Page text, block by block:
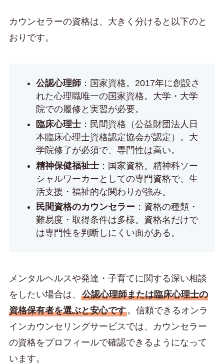
カウンセラーの資格は、大きく分けると以下のと
おりです。
公認心理師：国家資格。2017年に創設さ
れた心理職唯一の国家資格。大学・大学
院での履修と実習が必要。
臨床心理士：民間資格（公益財団法人日
本臨床心理士資格認定協会が認定）。大
学院修了が必須で、専門性は高い。
精神保健福祉士：国家資格。精神科ソー
シャルワーカーとしての専門資格で、生
活支援・福祉的な関わりが強み。
民間資格のカウンセラー：資格の種類・
難易度・取得条件は多様。資格名だけで
は専門性を判断しにくい面がある。
メンタルヘルスや発達・子育てに関する深い相談
をしたい場合は、 公認心理師または臨床心理士の
資格保有者を選ぶと安心です。信頼できるオンラ
インカウンセリングサービスでは、カウンセラー
の資格をプロフィールで確認できるようになって
います。